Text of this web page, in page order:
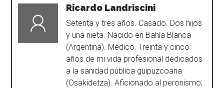
Ricardo Landriscini
Setenta y tres años. Casado. Dos hijos
y una nieta. Nacido en Bahía Blanca
(Argentina). Médico. Treinta y cinco
años de mi vida profesional dedicados
a la sanidad pública guipuzcoana
(Osakidetza). Aficionado al peronismo;